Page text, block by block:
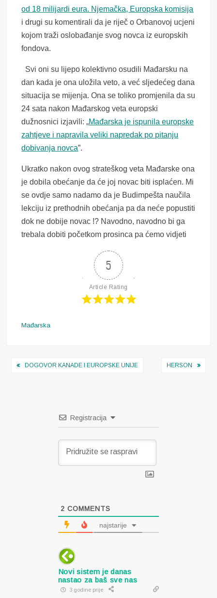
od 18 milijardi eura. Njemačka, Europska komisija
i drugi su komentirali da je riječ o Orbanovoj ucjeni
kojom traži oslobađanje svog novca iz europskih
fondova.
Svi oni su lijepo kolektivno osudili Mađarsku na
dan kada je ona uložila veto, a već sljedećeg dana
situacija se mijenja. Ona se toliko promjenila da su
24 sata nakon Mađarskog veta europski
dužnosnici izjavili: „Mađarska je ispunila europske
zahtjeve i napravila veliki napredak po pitanju
dobivanja novca”.
Ukratko nakon ovog strateškog veta Mađarske ona
je dobila obećanje da će joj novac biti isplaćen. Mi
se ovdje samo nadamo da je Budimpešta naučila
lekciju iz prethodnih obećanja pa da neće popustiti
dok ne dobije novac !? Navodno, navodno bi ga
trebala dobiti početkom prosinca pa ćemo vidjeti
5
Article Rating
Mađarska
Navigacija
DOGOVOR KANADE I EUROPSKE UNIJE HERSON
Registracija
2 COMMENTS
najstarije
Novi sistem je danas
nastao za baš sve nas
3 godine prije